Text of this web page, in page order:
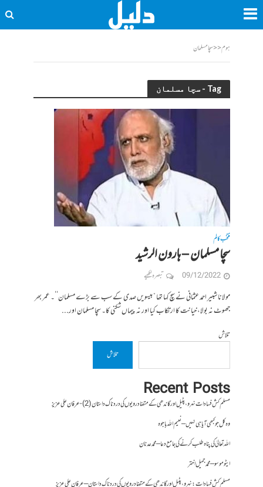
ہوم<<سچا مسلمان
Tag - سچا مسلمان
منتخب کالم
سچا مسلمان – ہارون الرشید
09/12/2022 تبصرہ لکھیے
مولانا شبیر احمد عثمانی نے سچ کہا تھا ”بیسویں صدی کے سب سے بڑے مسلمان‘‘۔ عمر بھر
جھوٹ نہ بولا، خیانت کا ارتکاب کیا اور نہ پیماں شکنی کا۔ سچا مسلمان اور...
تلاش
تلاش
Recent Posts
مسلم کش فسادات نہرو، پٹیل اور گاندھی کے متضاد رویوں کی درد ناک داستان (2)- عرفان علی عزیز
وہ کل جو کبھی آیا ہی نہیں – نعیم اللہ باجوہ
اللہ تعالیٰ کی پناہ طلب کرنے کی جامع دعا – محمد عدنان
ایٹوموسو – محمد جمیل اختر